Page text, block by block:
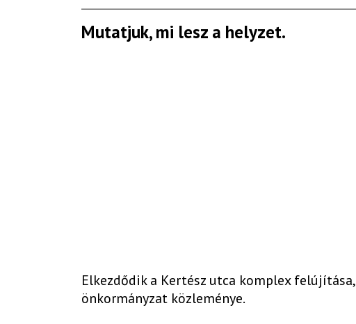
Mutatjuk, mi lesz a helyzet.
Elkezdődik a Kertész utca komplex
önkormányzat közleménye.